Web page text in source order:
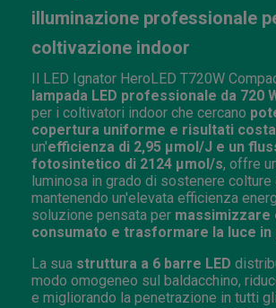
illuminazione professionale
coltivazione indoor
Il LED Ignator HeroLED T720W
lampada LED professionale da 720
per i coltivatori indoor che cercano
copertura uniforme e risultati
un'efficienza di 2,95 µmol/J e un
fotosintetico di 2124 µmol/s, offre
luminosa in grado di sostenere
mantenendo un'elevata efficienza
soluzione pensata per massimizzare
consumato e trasformare la luce in
La sua struttura a 6 barre LED
modo omogeneo sul baldacchino,
e migliorando la penetrazione in tutti